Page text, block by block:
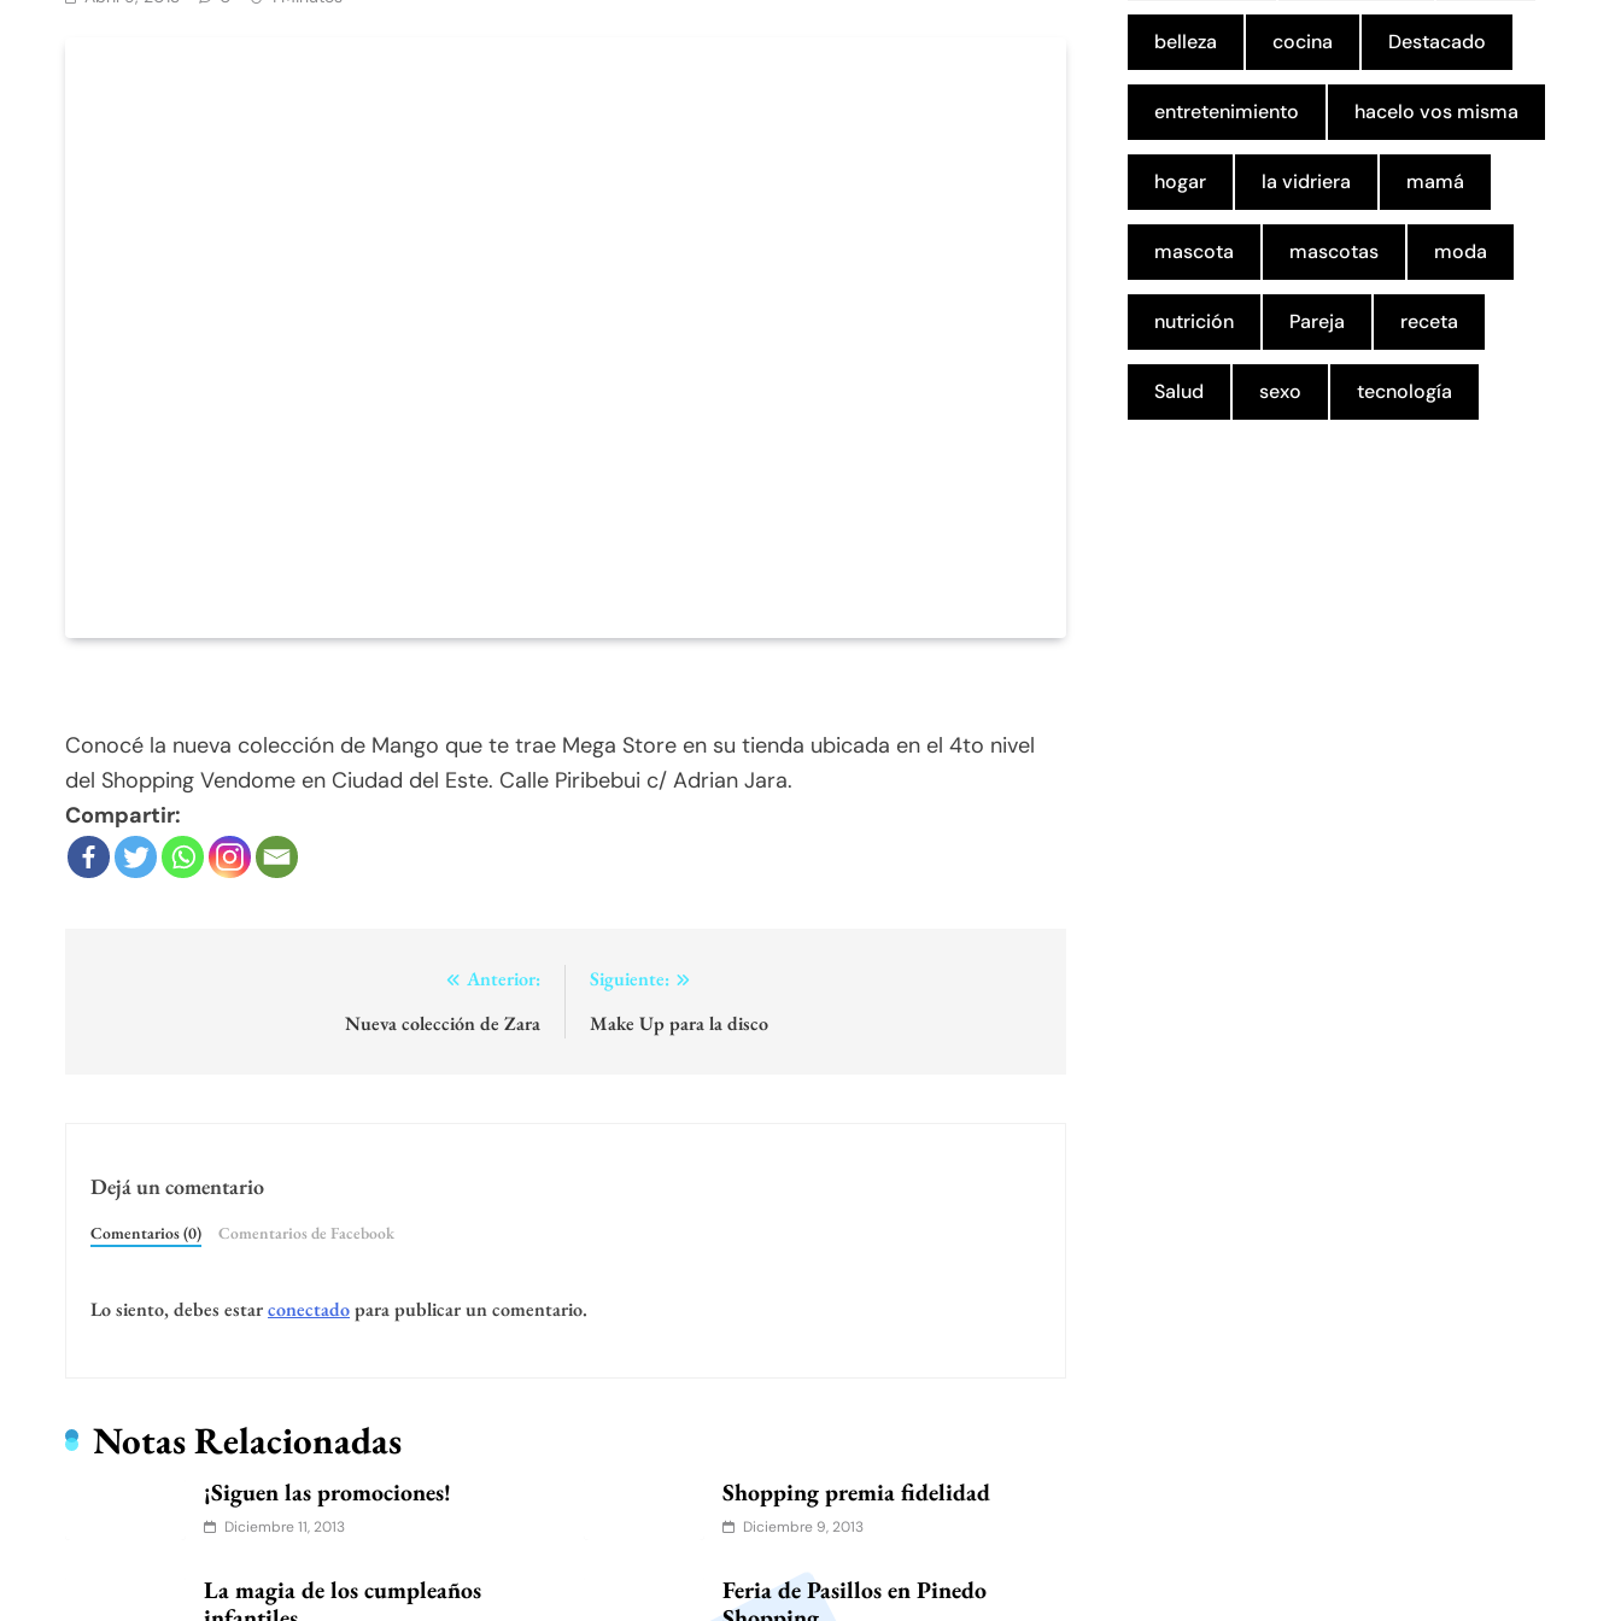
Conocé la nueva colección de Mango que te trae Mega Store en su tienda ubicada en el 4to nivel
del Shopping Vendome en Ciudad del Este. Calle Piribebui c/ Adrian Jara.
Compartir:
Anterior:
Nueva colección de Zara
Siguiente:
Make Up para la disco
Dejá un comentario
Comentarios (0) Comentarios de Facebook
Lo siento, debes estarconectadopara publicar un comentario.
Notas Relacionadas
¡Siguen las promociones!
Diciembre 11, 2013
Shopping premia fidelidad
Diciembre 9, 2013
La magia de los cumpleaños
Feria de Pasillos en Pinedo
belleza cocina Destacado
entretenimiento hacelo vos misma
hogar la vidriera mamá
mascota mascotas moda
nutrición Pareja receta
Salud sexo tecnología